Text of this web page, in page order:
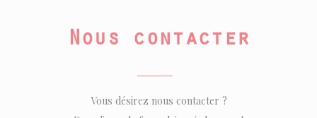
Nous contacter
Vous désirez nous contacter ?